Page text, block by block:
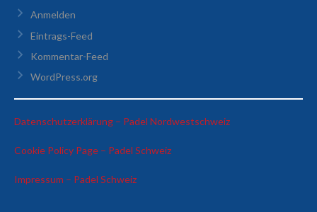
Anmelden
Eintrags-Feed
Kommentar-Feed
WordPress.org
Datenschutzerklärung – Padel Nordwestschweiz:
Cookie Policy Page – Padel Schweiz:
Impressum – Padel Schweiz: